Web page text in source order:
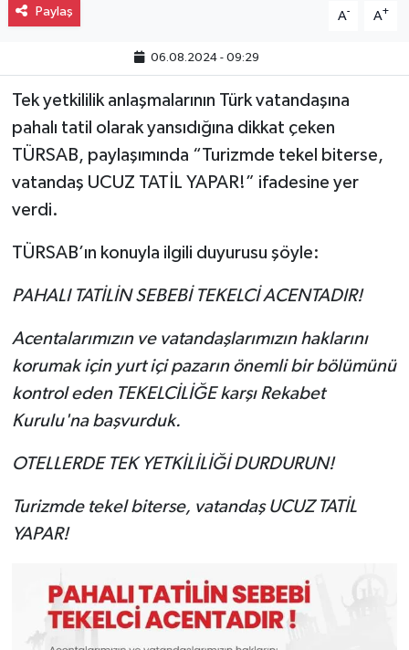
Paylaş A- A+
06.08.2024 - 09:29
Tek yetkililik anlaşmalarının Türk vatandaşına
pahalı tatil olarak yansıdığına dikkat çeken
TÜRSAB, paylaşımında “Turizmde tekel biterse,
vatandaş UCUZ TATİL YAPAR!” ifadesine yer
verdi.
TÜRSAB’ın konuyla ilgili duyurusu şöyle:
PAHALI TATİLİN SEBEBİ TEKELCİ ACENTADIR!
Acentalarımızın ve vatandaşlarımızın haklarını
korumak için yurt içi pazarın önemli bir bölümünü
kontrol eden TEKELCİLİĞE karşı Rekabet
Kurulu'na başvurduk.
OTELLERDE TEK YETKİLİLİĞİ DURDURUN!
Turizmde tekel biterse, vatandaş UCUZ TATİL
YAPAR!
Gayrimenkul
Eğitim